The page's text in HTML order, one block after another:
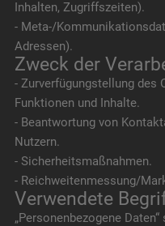
Inhalten, Zugriffszeiten).
- Meta-/
Adressen).
Zweck der
- Zurverfügungstellung des
Funktionen und Inhalte.
- Beantwortung von
Nutzern.
- Sicherheitsmaßnahmen.
- Reichweitenmessung/
Verwendete
„Personenbezogene